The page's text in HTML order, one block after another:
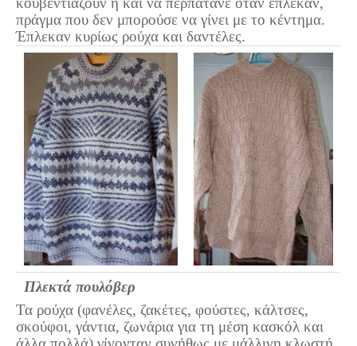
Σερβαίοι Αγωνιστές/Πεσόντες
Σερβαίοι για το Σέρβου
Σύνδεσμος Σερβαίων
Εφημερίδα Αρτοζήνος
Ηλεκτρονική έκδοση Αρτοζήνου
Θέματα και δράσεις Συνδέσμου
Ανακοινώσεις
Η ιστοσελίδα μας
Χάρτης του Site (Sitemap)
Επικοινωνία
Τα Νέα
Αυτοί που έφυγαν για πάντα
πράγμα που δεν μπορούσε να γίνει με το κέντημα.
Έπλεκαν κυρίως ρούχα και δαντέλες.
Πλεκτά πουλόβερ
Τα ρούχα (φανέλες, ζακέτες, φούστες, κάλτσες,
σκούφοι, γάντια, ζωνάρια για τη μέση κασκόλ και